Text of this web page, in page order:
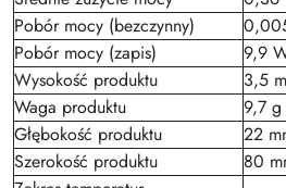
Pobór mocy (bezczynny)
Pobór mocy (zapis)
9,9
Wysokość produktu
3,5
Waga produktu
9,7 g
Głębokość produktu
22
Szerokość produktu
80